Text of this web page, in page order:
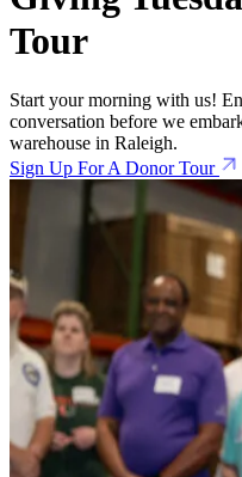
Tour
Start your morning with us!
conversation before we
warehouse in Raleigh.
Sign Up For A Donor Tour